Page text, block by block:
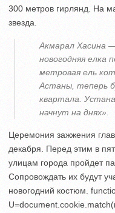
300 метров гирлянд. На
звезда.
Акмарал Хасина
новогодняя елка
метровая ель
Астаны, теперь
квартала.
начнут на днях».
Церемония зажжения
декабря. Перед этим в
улицам города пройдет
Сопровождать их будут
новогодний костюм.